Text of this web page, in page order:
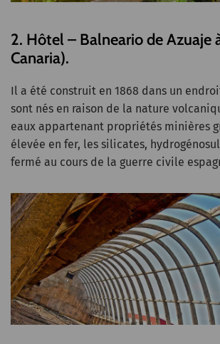
2. Hôtel – Balneario de Azuaje
Canaria).
Il a été construit en 1868 dans un
sont nés en raison de la nature
eaux appartenant propriétés minières
élevée en fer, les silicates,
fermé au cours de la guerre civile